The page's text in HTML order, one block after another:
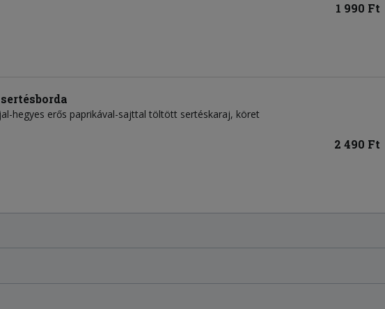
1 990 Ft
hegyes erős paprikával-sajttal töltött sertéskaraj, köret
2 490 Ft